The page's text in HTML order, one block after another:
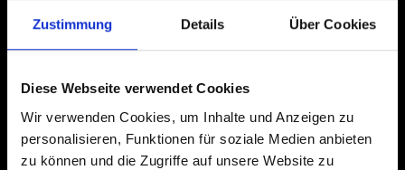
Zustimmung Details Über Cookies
Diese Webseite verwendet Cookies
Wir verwenden Cookies, um Inhalte und Anzeigen zu
personalisieren, Funktionen für soziale Medien anbieten
zu können und die Zugriffe auf unsere Website zu
+49 7423 9298-55
PRODUCTS